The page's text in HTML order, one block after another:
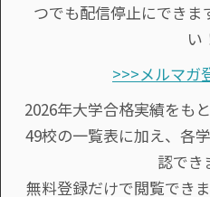
つでも配信停止にでき
い
>>>メルマガ
2026年大学合格実績をも
49校の一覧表に加え、各
認でき
無料登録だけで閲覧でき